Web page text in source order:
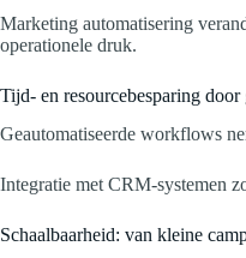
Marketing automatisering
operationele druk.
Tijd- en resourcebesparing
Geautomatiseerde workflows
Integratie met CRM-systemen
Schaalbaarheid: van kleine